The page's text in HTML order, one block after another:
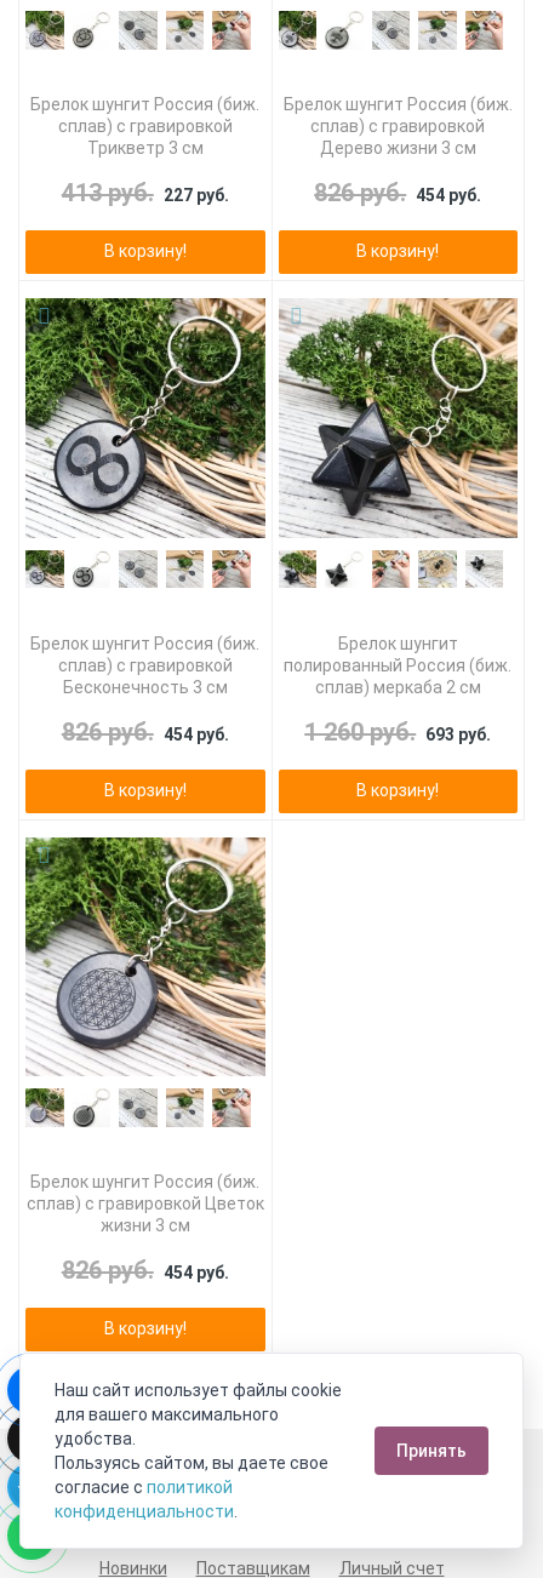
Брелок шунгит Россия (биж.
сплав) с гравировкой
Трикветр 3 см
413 руб. 227 руб.
В корзину!
Брелок шунгит Россия (биж.
сплав) с гравировкой
Дерево жизни 3 см
826 руб. 454 руб.
В корзину!
Брелок шунгит Россия (биж.
сплав) с гравировкой
Бесконечность 3 см
826 руб. 454 руб.
В корзину!
Брелок шунгит
полированный Россия (биж.
сплав) меркаба 2 см
1 260 руб. 693 руб.
В корзину!
Брелок шунгит Россия (биж.
сплав) с гравировкой Цветок
жизни 3 см
826 руб. 454 руб.
В корзину!
Пн-Пт с 10:00 до 21:00
8 800 333 10 62
Новинки Поставщикам Личный счет
Наш сайт использует файлы cookie
для вашего максимального
удобства.
Пользуясь сайтом, вы даете свое
согласие с политикой
конфиденциальности
Принять